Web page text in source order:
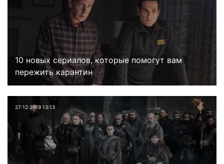
10 новых сериалов, которые помогут вам
пережить карантин
27⋅12⋅2019 13:13